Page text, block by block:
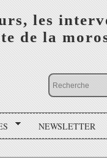
les
de la
NEWSLETTER